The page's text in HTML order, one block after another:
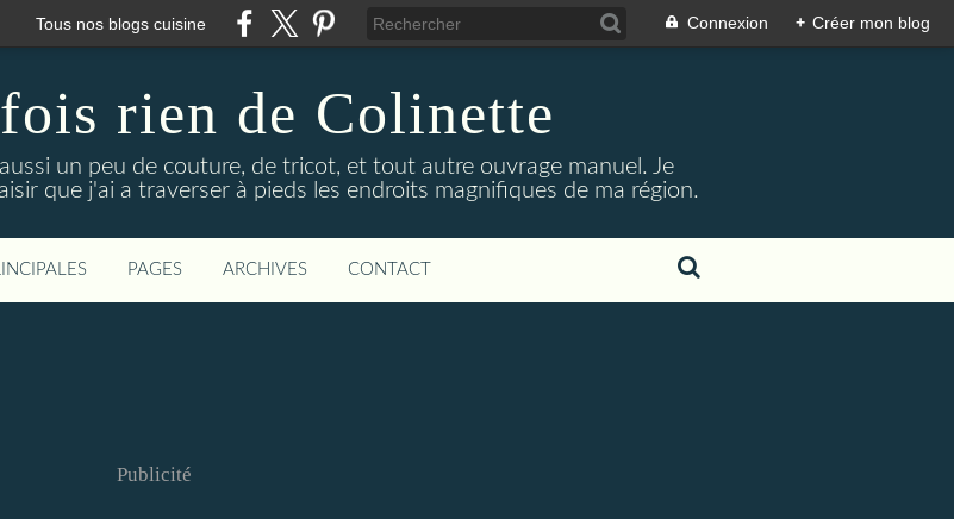
Tous nos blogs cuisine Connexion + Créer mon blog
rien de Colinette
un peu de couture, de tricot, et tout autre ouvrage manuel. Je
que j'ai a traverser à pieds les endroits magnifiques de ma région.
PAGES ARCHIVES CONTACT
Publicité